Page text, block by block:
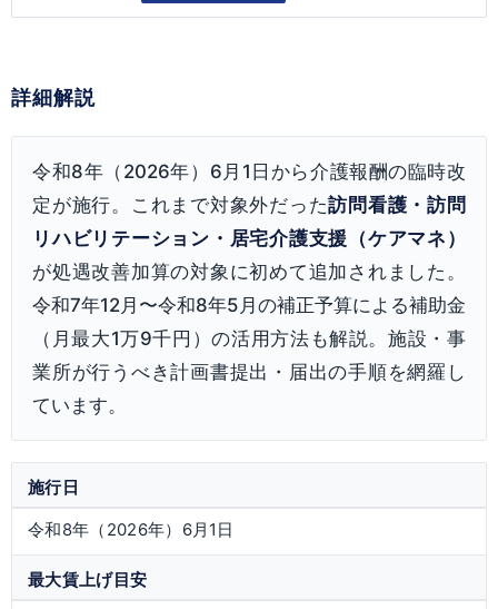
詳細解説
令和8年（2026年）6月1日から介護報酬の臨時改
定が施行。これまで対象外だった訪問看護・訪問
リハビリテーション・居宅介護支援（ケアマネ）
が処遇改善加算の対象に初めて追加されました。
令和7年12月〜令和8年5月の補正予算による補助金
（月最大1万9千円）の活用方法も解説。施設・事
業所が行うべき計画書提出・届出の手順を網羅し
ています。
施行日
令和8年（2026年）6月1日
最大賃上げ目安